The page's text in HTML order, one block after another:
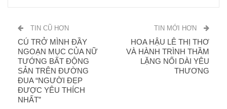
TIN CŨ HƠN
CÚ TRỞ MÌNH ĐẦY
NGOẠN MỤC CỦA NỮ
TƯỚNG BẤT ĐỘNG
SẢN TRÊN ĐƯỜNG
ĐUA “NGƯỜI ĐẸP
ĐƯỢC YÊU THÍCH
NHẤT”
TIN MỚI HƠN
HOA HẬU LÊ THỊ THƠ
VÀ HÀNH TRÌNH THẦM
LẶNG NỐI DÀI YÊU
THƯƠNG